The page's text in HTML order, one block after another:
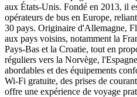
aux États-Unis. Fondé en 2013, il
opérateurs de bus en Europe,
30 pays. Originaire d'Allemagne,
aux pays voisins, notamment la
Pays-Bas et la Croatie, tout en
réguliers vers la Norvège,
abordables et des équipements
Wi-Fi gratuite, des prises de
offre une expérience de voyage